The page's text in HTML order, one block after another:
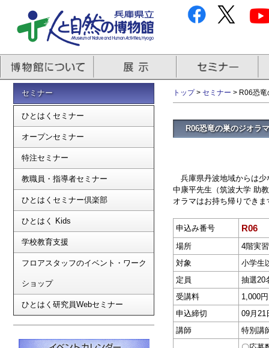
セミナー
ひとはくセミナー
オープンセミナー
特注セミナー
教職員・指導者セミナー
ひとはくセミナー倶楽部
ひとはく Kids
学校教育支援
フロアスタッフのイベント・ワーク
ショップ
ひとはく研究員Webセミナー
トップ> セミナー > R06恐竜
R06恐竜の巣のジオラ
兵庫県丹波地域からは少
中康平先生（筑波大学 助
オラマはお持ち帰りできま
申込み番号 R06
場所
4階実
対象
小学生
定員
抽選20
受講料
1,000
申込締切
09月21
講師
特別講